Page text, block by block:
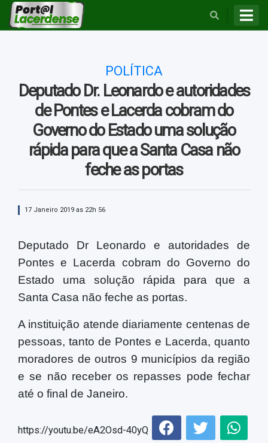
POLÍTICA
Deputado Dr. Leonardo e autoridades
de Pontes e Lacerda cobram do
Governo do Estado uma solução
rápida para que a Santa Casa não
feche as portas
17 Janeiro 2019 as 22h 56
Deputado Dr Leonardo e autoridades de
Pontes e Lacerda cobram do Governo do
Estado uma solução rápida para que a
Santa Casa não feche as portas.
A instituição atende diariamente centenas de
pessoas, tanto de Pontes e Lacerda, quanto
moradores de outros 9 municípios da região
e se não receber os repasses pode fechar
até o final de Janeiro.
https://youtu.be/eA2Osd-40yQ